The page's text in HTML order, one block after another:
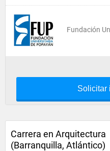
Fundación
Solicitar
Carrera en Arquitectura
(Barranquilla, Atlántico)